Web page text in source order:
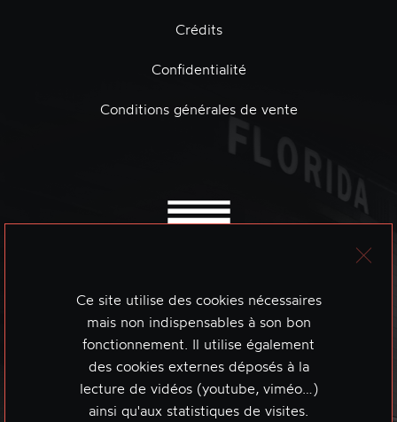
Crédits
Confidentialité
Conditions générales de vente
Ce site utilise des cookies nécessaires
mais non indispensables à son bon
fonctionnement. Il utilise également
des cookies externes déposés à la
lecture de vidéos (youtube, viméo…)
ainsi qu'aux statistiques de visites.